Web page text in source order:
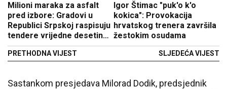
Milioni maraka za asfalt
pred izbore: Gradovi u
Republici Srpskoj raspisuju
tendere vrijedne desetine
miliona KM
PRETHODNA VIJEST
Igor Štimac "puk'o k'o
kokica": Provokacija
hrvatskog trenera završila
žestokim osudama
SLJEDEĆA VIJEST
Sastankom presjedava Milorad Dodik, predsjednik